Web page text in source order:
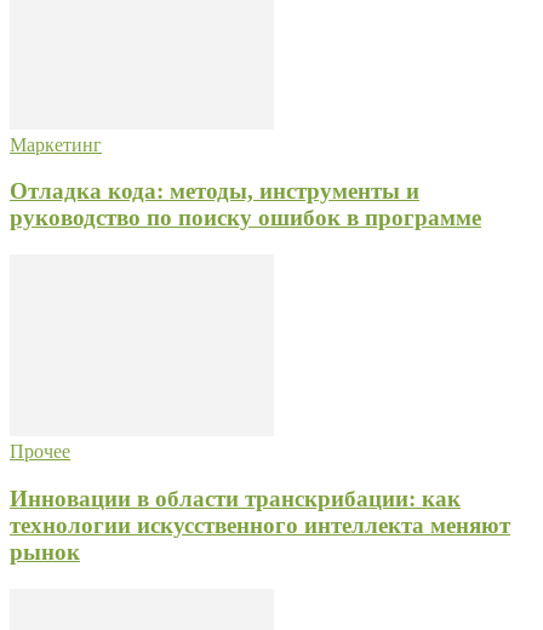
Маркетинг
Отладка кода: методы, инструменты и
руководство по поиску ошибок в программе
Прочее
Инновации в области транскрибации: как
технологии искусственного интеллекта меняют
рынок